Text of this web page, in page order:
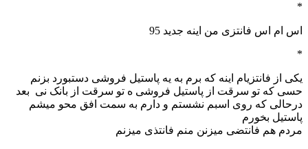
*
اس ام اس فانتزی من اینه جدید 95
*
یکی از فانتزیام اینه که برم به یه پاستیل فروشی دستبورد بزنم
حسی که تو سرقت از پاستیل فروشی ه تو سرقت از بانک نی بعد
درحالی که روی اسبم نشستم و دارم به سمت افق محو میشم
پاستیل بخورم
مردم هم فانتضی میزنن منم فانتذی میزنم